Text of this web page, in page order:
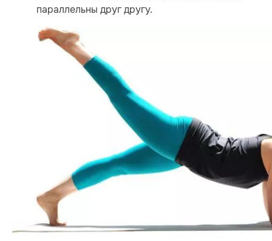
параллельны друг другу.